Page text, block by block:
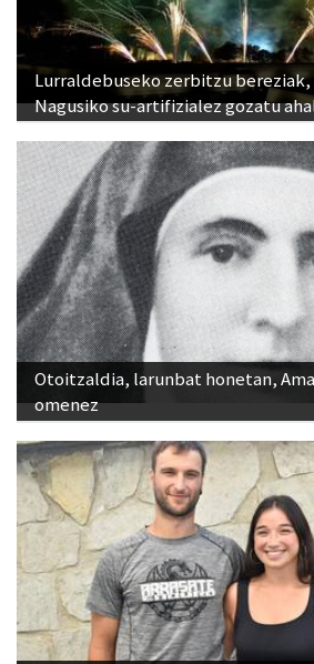
Lurraldebuseko zerbitzu
Nagusiko su-artifizialez gozatu
Otoitzaldia, larunbat honetan,
omenez